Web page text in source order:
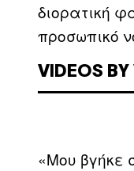
διορατική
προσωπικό
VIDEOS BY
«Μου βγήκε